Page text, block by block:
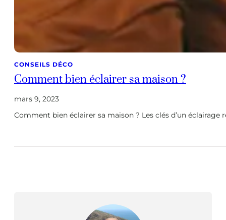
CONSEILS DÉCO
Comment bien éclairer sa maison ?
mars 9, 2023
Comment bien éclairer sa maison ? Les clés d’un